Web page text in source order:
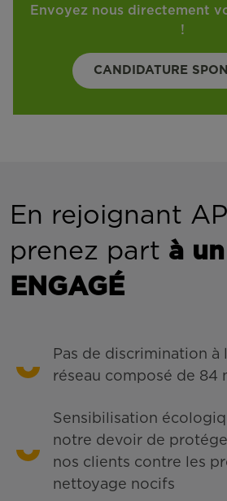
Envoyez nous directement
!
CANDIDATURE
En rejoignant
prenez part à
ENGAGÉ
Pas de discrimination à
réseau composé de 84
Sensibilisation
notre devoir de
nos clients contre les
nettoyage nocifs